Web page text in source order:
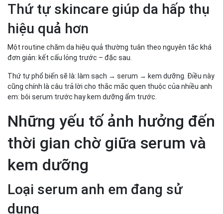
Thứ tự skincare giúp da hấp thụ
hiệu quả hơn
Một routine chăm da hiệu quả thường tuân theo nguyên tắc khá
đơn giản: kết cấu lỏng trước – đặc sau.
Thứ tự phổ biến sẽ là: làm sạch → serum → kem dưỡng. Điều này
cũng chính là câu trả lời cho thắc mắc quen thuộc của nhiều anh
em: bôi serum trước hay kem dưỡng ẩm trước.
Những yếu tố ảnh hưởng đến
thời gian chờ giữa serum và
kem dưỡng
Loại serum anh em đang sử
dụng